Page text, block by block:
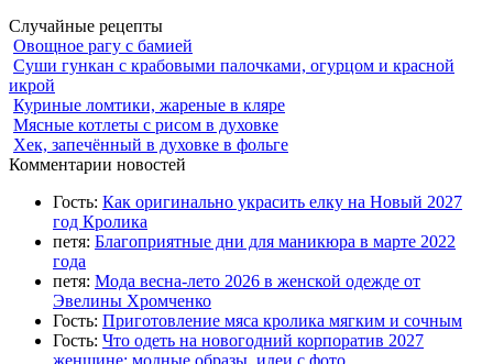
Случайные рецепты
Овощное рагу с бамией
Суши гункан с крабовыми палочками, огурцом и красной
икрой
Куриные ломтики, жареные в кляре
Мясные котлеты с рисом в духовке
Хек, запечённый в духовке в фольге
Комментарии новостей
Гость: Как оригинально украсить елку на Новый 2027
год Кролика
петя: Благоприятные дни для маникюра в марте 2022
года
петя: Мода весна-лето 2026 в женской одежде от
Эвелины Хромченко
Гость: Приготовление мяса кролика мягким и сочным
Гость: Что одеть на новогодний корпоратив 2027